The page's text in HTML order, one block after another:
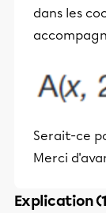
dans les
Serait-ce
Merci
Explication